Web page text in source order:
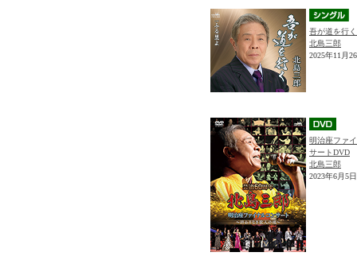
吾が道を行く
北島三郎
2025年11月
明治座ファ
サートDVD
北島三郎
2023年6月5